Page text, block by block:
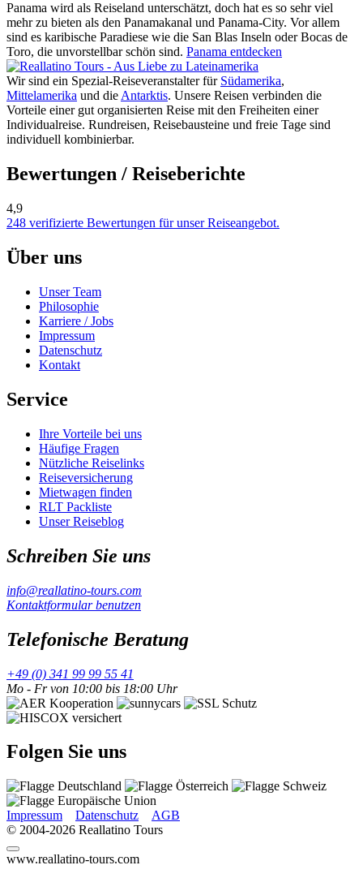
Panama wird als Reiseland unterschätzt, doch hat es so sehr viel
mehr zu bieten als den Panamakanal und Panama-City. Vor allem
sind es karibische Paradiese wie die San Blas Inseln oder Bocas de
Toro, die unvorstellbar schön sind. Panama entdecken
Wir sind ein Spezial-Reiseveranstalter für Südamerika,
Mittelamerika und dieAntarktis. Unsere Reisen verbinden die
Vorteile einer gut organisierten Reise mit den Freiheiten einer
Individualreise. Rundreisen, Reisebausteine und freie Tage sind
individuell kombinierbar.
Bewertungen / Reiseberichte
4,9
248 verifizierte Bewertungen für unser Reiseangebot.
Über uns
Unser Team
Philosophie
Karriere / Jobs
Impressum
Datenschutz
Kontakt
Service
Ihre Vorteile bei uns
Häufige Fragen
Nützliche Reiselinks
Reiseversicherung
Mietwagen finden
RLT Packliste
Unser Reiseblog
Schreiben Sie uns
info@reallatino-tours.com
Kontaktformular benutzen
Telefonische Beratung
+49 (0) 341 99 99 55 41
Mo - Fr von 10:00 bis 18:00 Uhr
Folgen Sie uns
Impressum Datenschutz
AGB
© 2004-2026 Reallatino Tours
www.reallatino-tours.com